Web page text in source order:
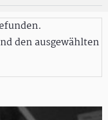
den ausgewählten